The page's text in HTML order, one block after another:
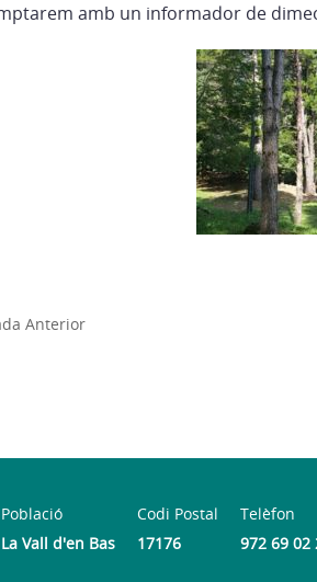
amb un informador de
Anterior
Població
La Vall d'en Bas
Codi Postal
17176
Telèfon
972 69 02